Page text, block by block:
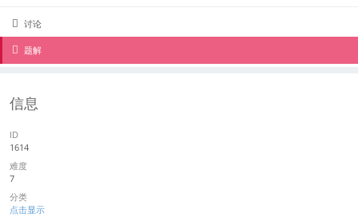
讨论
题解
信息
ID
1614
难度
7
分类
点击显示